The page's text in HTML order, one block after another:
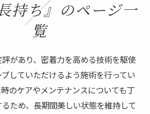
持ち』のページ一
覧
があり、密着力を高める技術を駆使
していただけるよう施術を行ってい
のケアやメンテナンスについても丁
ため、長期間美しい状態を維持して